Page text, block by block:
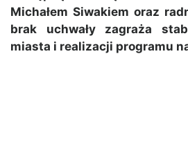
Michałem Siwakiem oraz
brak uchwały zagraża
miasta i realizacji programu